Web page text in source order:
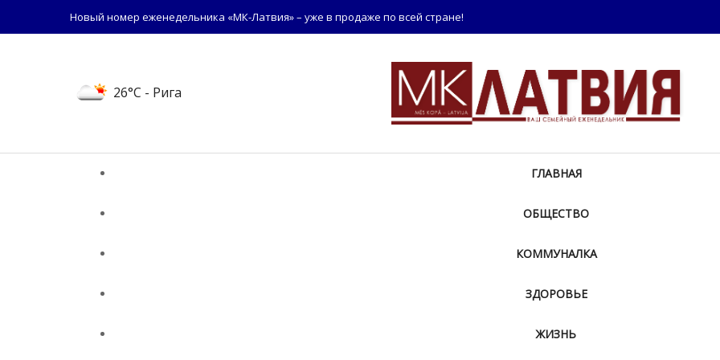
Новый номер еженедельника «МК-Латвия» – уже в продаже по всей стране!
26°C - Рига
ГЛАВНАЯ
ОБЩЕСТВО
КОММУНАЛКА
ЗДОРОВЬЕ
ЖИЗНЬ